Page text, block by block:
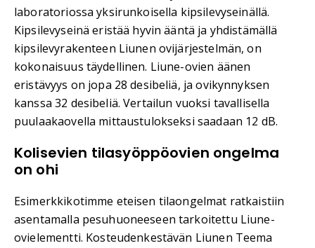
laboratoriossa yksirunkoisella kipsilevyseinällä.
Kipsilevyseinä eristää hyvin ääntä ja yhdistämällä
kipsilevyrakenteen Liunen ovijärjestelmän, on
kokonaisuus täydellinen. Liune-ovien äänen
eristävyys on jopa 28 desibeliä, ja ovikynnyksen
kanssa 32 desibeliä. Vertailun vuoksi tavallisella
puulaakaovella mittaustulokseksi saadaan 12 dB.
Kolisevien tilasyöppöovien ongelma
on ohi
Esimerkkikotimme eteisen tilaongelmat ratkaistiin
asentamalla pesuhuoneeseen tarkoitettu Liune-
ovielementti. Kosteudenkestävän Liunen Teema